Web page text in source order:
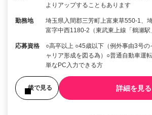
よりアップすることもあります
勤務地
埼玉県入間郡三芳町上富東草550-1、
富字中西1180-2（東武東上線「鶴瀬駅
応募資格
○高卒以上 ○45歳以下（例外事由3号
ャリア形成を図る為）○普通自動車運
単なPC入力できる方
後で見る 詳細を見る